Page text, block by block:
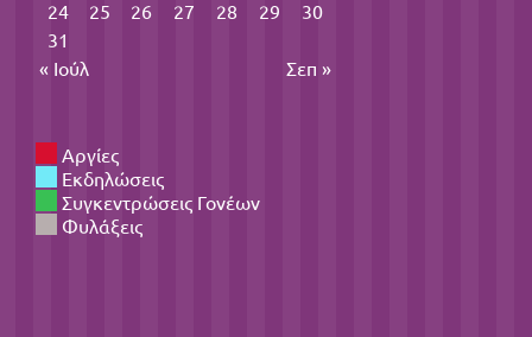
24
25 26 27 28 29
30
31
« Ιούλ
Σεπ »
Αργίες
Εκδηλώσεις
Συγκεντρώσεις Γονέων
Φυλάξεις